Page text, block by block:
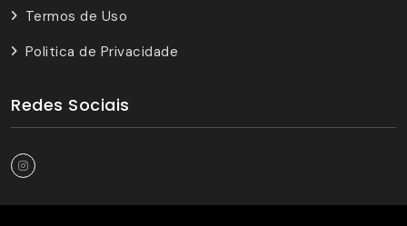
Termos de Uso
Politica de Privacidade
Redes Sociais